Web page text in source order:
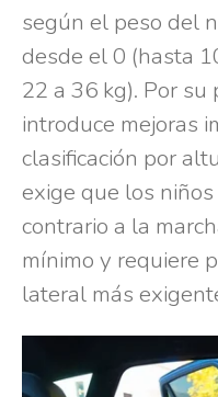
según el peso del
desde el 0 (hasta
22 a 36 kg). Por
introduce mejoras
clasificación por
exige que los
contrario a la
mínimo y requiere
lateral más